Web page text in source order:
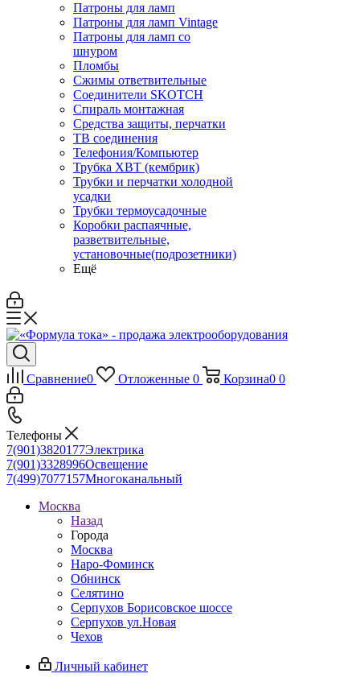
Патроны для ламп
Патроны для ламп Vintage
Патроны для ламп со
шнуром
Пломбы
Сжимы ответвительные
Соединители SKOTCH
Спираль монтажная
Средства защиты, перчатки
ТВ соединения
Телефония/Компьютер
Трубка ХВТ (кембрик)
Трубки и перчатки холодной
усадки
Трубки термоусадочные
Коробки распаячные,
разветвительные,
установочные(подрозетники)
Ещё
Сравнение0 Отложенные 0 Корзина0 0
Телефоны
7(901)3820177Электрика
7(901)3328996Освещение
7(499)7077157Многоканальный
Москва
Назад
Города
Москва
Наро-Фоминск
Обнинск
Селятино
Серпухов Борисовское шоссе
Серпухов ул.Новая
Чехов
Личный кабинет